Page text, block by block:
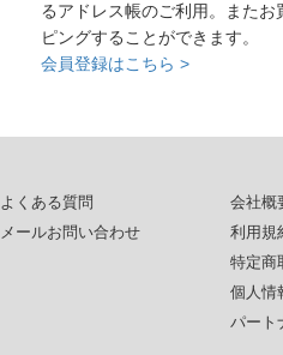
るアドレス帳のご利用。また
ピングすることができます。
会員登録はこちら >
よくある質問
メールお問い合わせ
会社概
利用規
特定商
個人情
パート